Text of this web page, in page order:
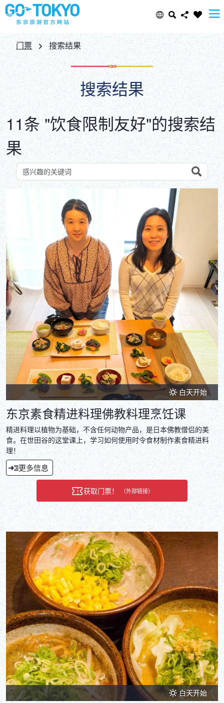
Select Language
日本語
ENGLISH
中文(简体)
中文(繁體/正體)
한글
ITALIANO
ESPAÑOL
FRANÇAIS
Share this page
Email
Copy URL
门票 搜索结果
搜索结果
11条 "饮食限制友好"的搜索结
果
按关键词搜索景点
白天开始
东京素食精进料理佛教料理烹饪课
精进料理以植物为基础，不含任何动物产品，是日本佛教僧侣的美
食。在世田谷的这堂课上，学习如何使用时令食材制作素食精进料
理！
更多信息
获取门票！ （外部链接）
白天开始